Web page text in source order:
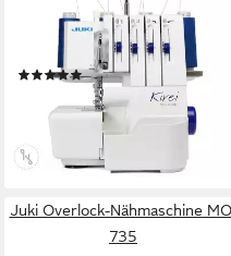
MO-204D
Beleuchtung
(1)
799,00 €
19,42 €
mtl. in 48 Raten
lieferbar - in 2-3 Werktagen bei dir
Juki Overlock-Nähmaschine
735